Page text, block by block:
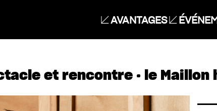
AVANTAGES
et rencontre · le Maillon